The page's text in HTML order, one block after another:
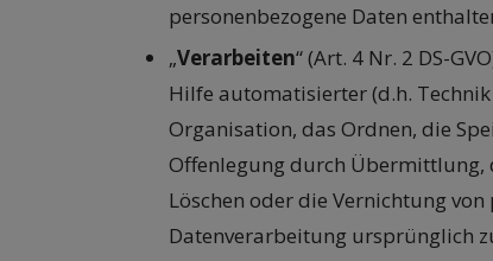
personenbezogene Daten
„Verarbeiten“ (Art. 4 Nr. 2 DS-
Hilfe automatisierter (d.h.
Organisation, das Ordnen, die
Offenlegung durch Übermittlung,
Löschen oder die Vernichtung
Datenverarbeitung ursprünglich